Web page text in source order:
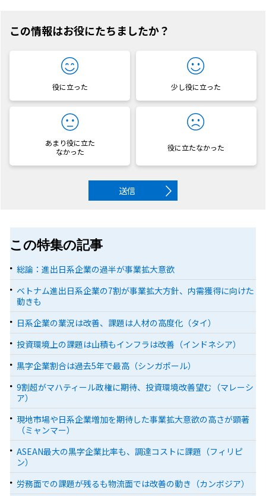
この情報はお役にたちましたか？
役に立った 少し役に立った
あまり役に立た
なかった
役に立たなかった
送信
この特集の記事
総論：進出日系企業の過半が事業拡大意欲
ベトナム進出日系企業の7割が事業拡大方針、内需獲得に向けた
動きも
日系企業の業況は改善、課題は人材の高度化（タイ）
投資環境上の課題は山積もインフラは改善（インドネシア）
黒字企業割合は過去5年で最高（シンガポール）
9割超がマハティール政権に期待、投資環境改善望む（マレーシ
ア）
現地市場や日系企業増加を期待した事業拡大意欲の高さが顕著
（ミャンマー）
ASEAN最大の黒字企業比率も、調達コストに課題（フィリピ
ン）
労務面での課題が残るも物流面では改善の動き（カンボジア）